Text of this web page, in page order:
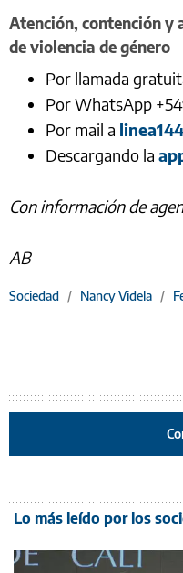
Atención, contención y
de violencia de género
Por llamada
Por WhatsApp
Por mail a
Descargando la
Con información de
AB
Sociedad / Nancy Videla /
Lo más leído por los